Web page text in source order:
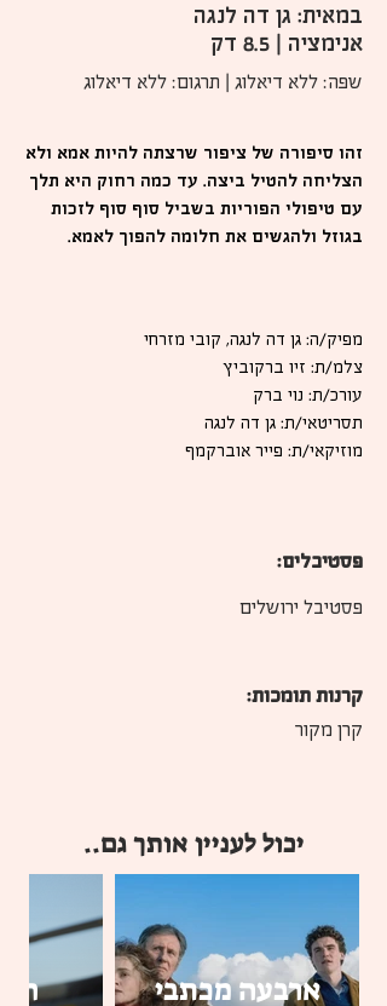
במאית: גן דה לנגה
אנימציה | 8.5 דק
שפה: ללא דיאלוג | תרגום: ללא דיאלוג
זהו סיפורה של ציפור שרצתה להיות אמא ולא
הצליחה להטיל ביצה. עד כמה רחוק היא תלך
עם טיפולי הפוריות בשביל סוף סוף לזכות
בגוזל ולהגשים את חלומה להפוך לאמא.
מפיק/ה: גן דה לנגה, קובי מזרחי
צלמ/ת: זיו ברקוביץ
עורכ/ת: נוי ברק
תסריטאי/ת: גן דה לנגה
מוזיקאי/ת: פייר אוברקמף
פסטיבלים:
פסטיבל ירושלים
קרנות תומכות:
קרן מקור
יכול לעניין אותך גם..
ארבעה מכתבי